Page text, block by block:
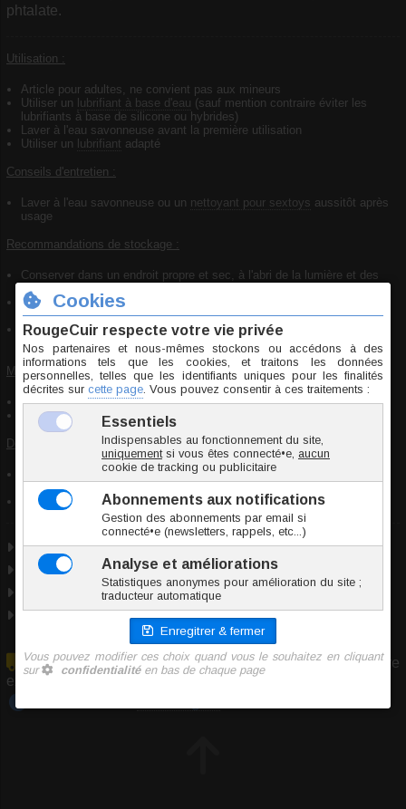
phtalate.
Utilisation :
Article pour adultes, ne convient pas aux mineurs
Utiliser un lubrifiant à base d'eau (sauf mention contraire éviter les
lubrifiants à base de silicone ou hybrides)
Laver à l'eau savonneuse avant la première utilisation
Utiliser un lubrifiant adapté
Conseils d'entretien :
Laver à l'eau savonneuse ou un nettoyant pour sextoys aussitôt après
usage
Recommandations de stockage :
Conserver dans un endroit propre et sec, à l'abri de la lumière et des
variations de températures
Ne pas stocker en contact avec un autre objet (idéalement dans du
tissu)
Pour un stockage prolongé, poudrer avec de la fécule de maïs, laver
avant utilisation
Mise en garde de sécurité :
Article pour adultes, ne convient pas aux enfants
En cas de douleur, cesser immédiatement l'utilisation
Déclaration de conformité :
Article conforme aux normes de sécurité en vigueur concernant les
substances dangereuses
TPE (Élastomère thermoplastique)
MarqueBathmate
TPE
Taille unique
Origine Chine
En raison du volume/poids de cet article, il ne peut être
expédié qu'en colis